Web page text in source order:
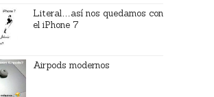
Literal…así nos quedamos con
el iPhone 7
Airpods modernos